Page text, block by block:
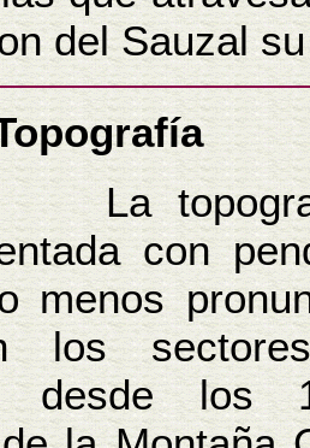
del Sauzal
con
menos
los
desde los